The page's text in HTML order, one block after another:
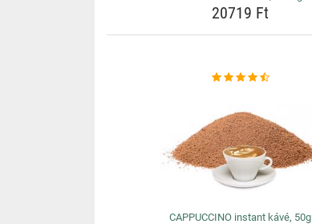
20719 Ft
CAPPUCCINO instant kávé, 50g